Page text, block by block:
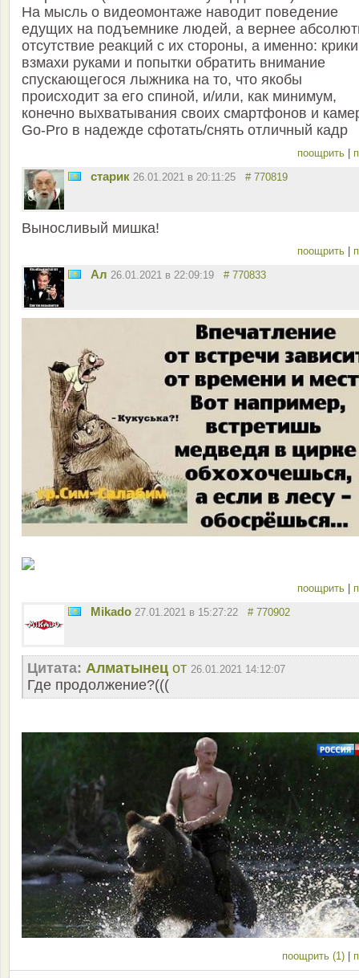
На мысль о видеомонтаже наводит поведение
едущих на подъемнике людей, а вернее
отсутствие реакций с их стороны, а именно:
взмахи руками и попытки обратить внимание
спускающегося лыжника на то, что якобы
происходит за его спиной, и/или, как минимум,
конечно выхватывания своих смартфонов и
Go-Pro в надежде сфотать/снять отличный кадр
поощрить
старик 26.01.2021 в 20:11:25 # 770819
Выносливый мишка!
поощрить
Ал 26.01.2021 в 22:09:19 # 770833
поощрить
Mikado 27.01.2021 в 15:27:22 # 770902
Цитата: Алматынец от 26.01.2021 14:12:07
Где продолжение?(((
поощрить (1) |